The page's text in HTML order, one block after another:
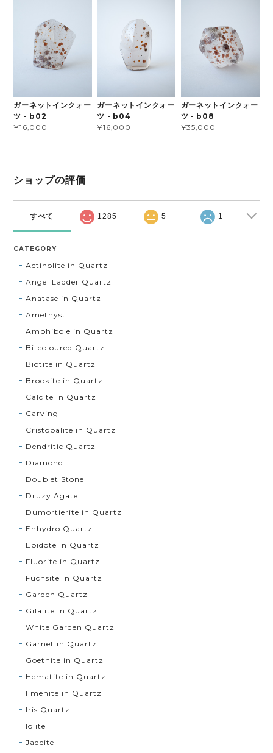
ガーネットインクォー
ツ - b02
¥16,000
ガーネットインクォー
ツ - b04
¥16,000
ガーネットインクォー
ツ - b08
¥35,000
ショップの評価
すべて 1285 5 1
CATEGORY
Actinolite in Quartz
Angel Ladder Quartz
Anatase in Quartz
Amethyst
Amphibole in Quartz
Bi-coloured Quartz
Biotite in Quartz
Brookite in Quartz
Calcite in Quartz
Carving
Cristobalite in Quartz
Dendritic Quartz
Diamond
Doublet Stone
Druzy Agate
Dumortierite in Quartz
Enhydro Quartz
Epidote in Quartz
Fluorite in Quartz
Fuchsite in Quartz
Garden Quartz
Gilalite in Quartz
White Garden Quartz
Garnet in Quartz
Goethite in Quartz
Hematite in Quartz
Ilmenite in Quartz
Iris Quartz
Iolite
Jadeite